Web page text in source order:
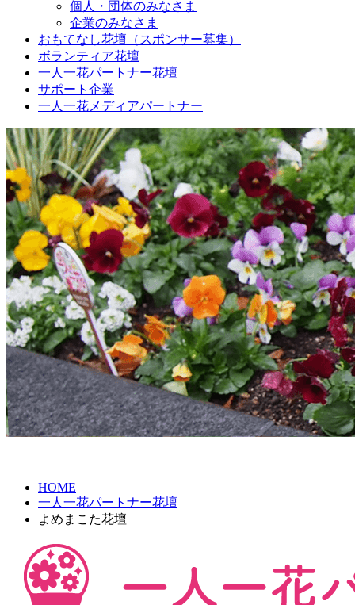
個人・団体のみなさま
企業のみなさま
おもてなし花壇（スポンサー募集）
ボランティア花壇
一人一花パートナー花壇
サポート企業
一人一花メディアパートナー
HOME
一人一花パートナー花壇
よめまこた花壇